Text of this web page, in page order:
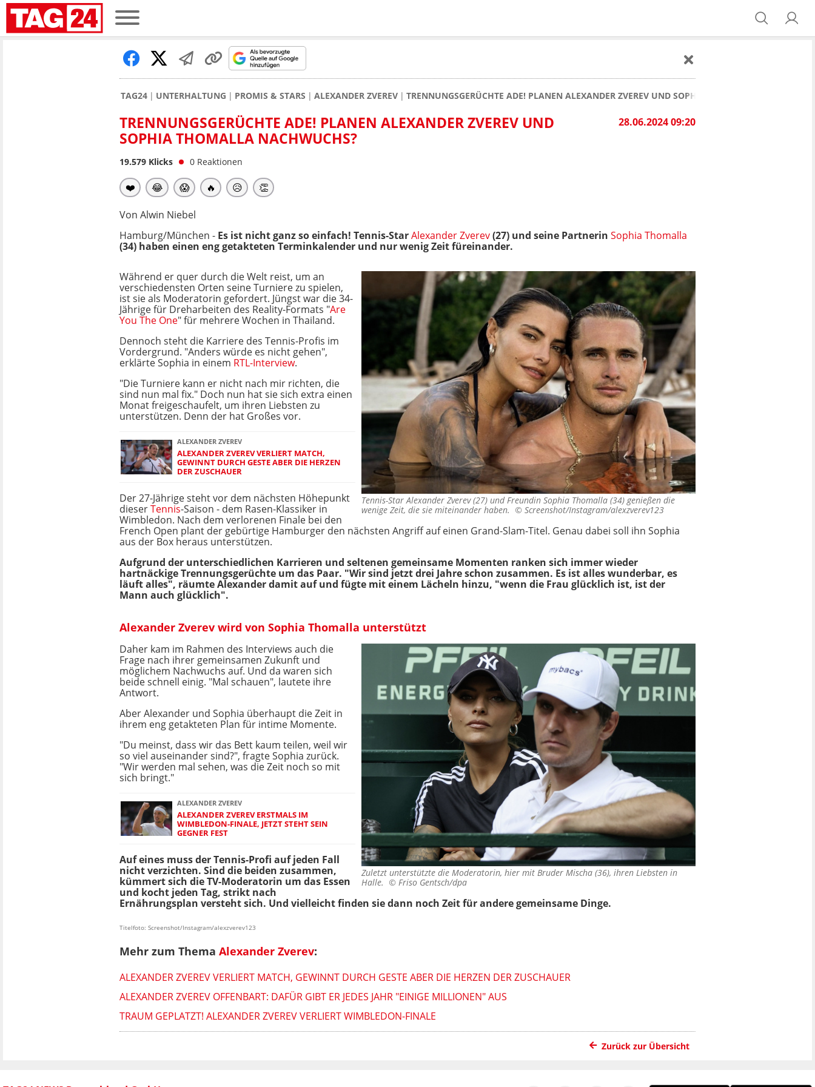
TAG24 UNTERHALTUNG PROMIS & STARS ALEXANDER ZVEREV TRENNUNGSGERÜCHTE ADE! PLANEN ALEXANDER ZVEREV UND SOPHIA THOMALLA
28.06.2024 09:20
TRENNUNGSGERÜCHTE ADE! PLANEN ALEXANDER ZVEREV UND
SOPHIA THOMALLA NACHWUCHS?
19.579 Klicks 0 Reaktionen
❤️ 😂 😱 🔥 😥 👏
Von Alwin Niebel
Hamburg/München - Es ist nicht ganz so einfach! Tennis-StarAlexander Zverev(27) und seine Partnerin Sophia Thomalla
(34) haben einen eng getakteten Terminkalender und nur wenig Zeit füreinander.
Tennis-Star Alexander Zverev (27) und Freundin Sophia Thomalla (34) genießen die
wenige Zeit, die sie miteinander haben. © Screenshot/Instagram/alexzverev123
Während er quer durch die Welt reist, um an
verschiedensten Orten seine Turniere zu spielen,
ist sie als Moderatorin gefordert. Jüngst war die 34-
Jährige für Dreharbeiten des Reality-Formats "Are
You The One" für mehrere Wochen in Thailand.
Dennoch steht die Karriere des Tennis-Profis im
Vordergrund. "Anders würde es nicht gehen",
erklärte Sophia in einem RTL-Interview.
"Die Turniere kann er nicht nach mir richten, die
sind nun mal fix." Doch nun hat sie sich extra einen
Monat freigeschaufelt, um ihren Liebsten zu
unterstützen. Denn der hat Großes vor.
ALEXANDER ZVEREV
ALEXANDER ZVEREV VERLIERT MATCH,
GEWINNT DURCH GESTE ABER DIE HERZEN
DER ZUSCHAUER
Der 27-Jährige steht vor dem nächsten Höhepunkt
dieserTennis-Saison - dem Rasen-Klassiker in
Wimbledon. Nach dem verlorenen Finale bei den
French Open plant der gebürtige Hamburger den nächsten Angriff auf einen Grand-Slam-Titel. Genau dabei soll ihn Sophia
aus der Box heraus unterstützen.
Aufgrund der unterschiedlichen Karrieren und seltenen gemeinsame Momenten ranken sich immer wieder
hartnäckige Trennungsgerüchte um das Paar. "Wir sind jetzt drei Jahre schon zusammen. Es ist alles wunderbar, es
läuft alles", räumte Alexander damit auf und fügte mit einem Lächeln hinzu, "wenn die Frau glücklich ist, ist der
Mann auch glücklich".
Alexander Zverev wird von Sophia Thomalla unterstützt
Zuletzt unterstützte die Moderatorin, hier mit Bruder Mischa (36), ihren Liebsten in
Halle. © Friso Gentsch/dpa
Daher kam im Rahmen des Interviews auch die
Frage nach ihrer gemeinsamen Zukunft und
möglichem Nachwuchs auf. Und da waren sich
beide schnell einig. "Mal schauen", lautete ihre
Antwort.
Aber Alexander und Sophia überhaupt die Zeit in
ihrem eng getakteten Plan für intime Momente.
"Du meinst, dass wir das Bett kaum teilen, weil wir
so viel auseinander sind?", fragte Sophia zurück.
"Wir werden mal sehen, was die Zeit noch so mit
sich bringt."
ALEXANDER ZVEREV
ALEXANDER ZVEREV ERSTMALS IM
WIMBLEDON-FINALE, JETZT STEHT SEIN
GEGNER FEST
Auf eines muss der Tennis-Profi auf jeden Fall
nicht verzichten. Sind die beiden zusammen,
kümmert sich die TV-Moderatorin um das Essen
und kocht jeden Tag, strikt nach
Ernährungsplan versteht sich. Und vielleicht finden sie dann noch Zeit für andere gemeinsame Dinge.
Titelfoto: Screenshot/Instagram/alexzverev123
Mehr zum Thema Alexander Zverev:
ALEXANDER ZVEREV VERLIERT MATCH, GEWINNT DURCH GESTE ABER DIE HERZEN DER ZUSCHAUER
ALEXANDER ZVEREV OFFENBART: DAFÜR GIBT ER JEDES JAHR "EINIGE MILLIONEN" AUS
TRAUM GEPLATZT! ALEXANDER ZVEREV VERLIERT WIMBLEDON-FINALE
Zurück zur Übersicht